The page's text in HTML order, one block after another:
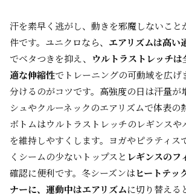
汗を素早く逃がし、動きを邪魔しないこと
件です。ユニクロなら、 エアリズムは高い
でベタつきを抑え、 ウルトラストレッチ
適な伸縮性でトレーニングの可動域を広げ
分けるのがコツです。高強度の日は汗量が
シュやクルーネックのエアリズムで体表の
ボトムはウルトラストレッチのレギンスや
を維持しやすくします。ヨガやピラティス
くシームの少ないトップスと レギンスのフ
確認に便利です。冬シーズンはヒートテッ
ナーに、運動中はエアリズムに切り替える